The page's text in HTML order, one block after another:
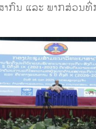
າກົນ ແລະ ພາກສ່ວນທີ່